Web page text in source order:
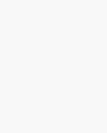
練習 - 4月16日